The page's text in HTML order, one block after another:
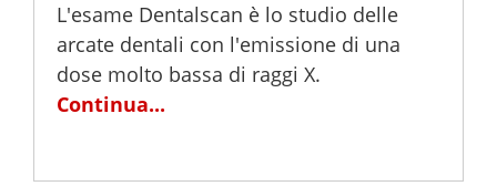
L'esame Dentalscan è lo studio delle
arcate dentali con l'emissione di una
dose molto bassa di raggi X.
Continua...